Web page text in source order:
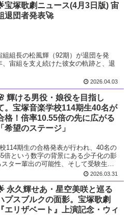
宝塚歌劇ニュース(4月3日版) 宙
退団者発表🚀
組長の松風輝（92期）が退団を発
宙組を支え続けた彼女の軌跡と、退
2026.04.03
輝ける男役・娘役を目指し
。宝塚音楽学校114期生40名が
格！倍率10.55倍の先に広がる
「希望のステージ」
114期生の合格発表が行われ、40名の
倍という数字の背景にある少子化の影
ター輩出の可能性、そして受験生の
2026.03.31
永久輝せあ・星空美咲と巡る
プスブルクの面影。宝塚歌劇
『エリザベート』上演記念・ウィ